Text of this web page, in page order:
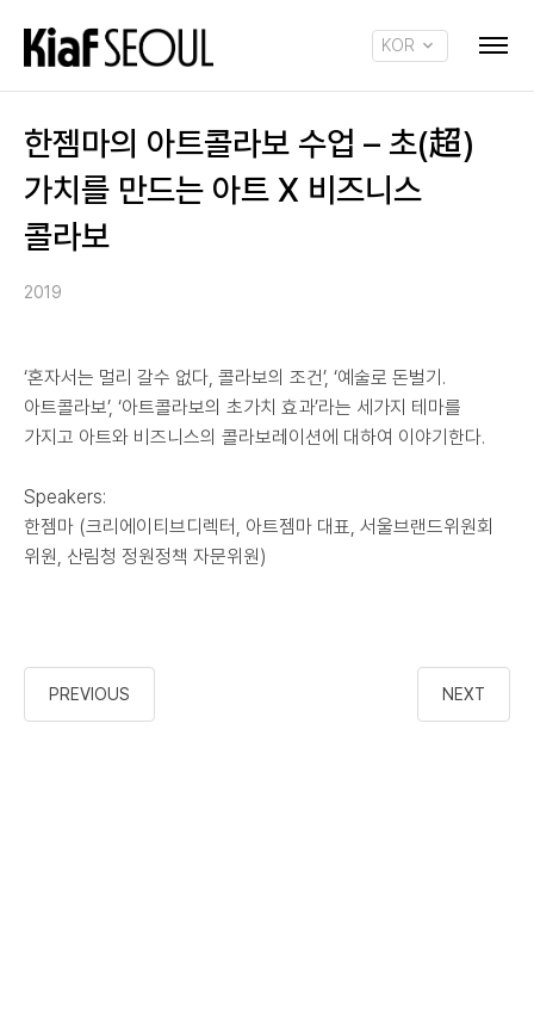
KOR
한젬마의 아트콜라보 수업 – 초(超)
가치를 만드는 아트 X 비즈니스
콜라보
2019
‘혼자서는 멀리 갈수 없다, 콜라보의 조건’, ‘예술로 돈벌기.
아트콜라보’, ‘아트콜라보의 초가치 효과’라는 세가지 테마를
가지고 아트와 비즈니스의 콜라보레이션에 대하여 이야기한다.
Speakers:
한젬마 (크리에이티브디렉터, 아트젬마 대표, 서울브랜드위원회
위원, 산림청 정원정책 자문위원)
PREVIOUS NEXT